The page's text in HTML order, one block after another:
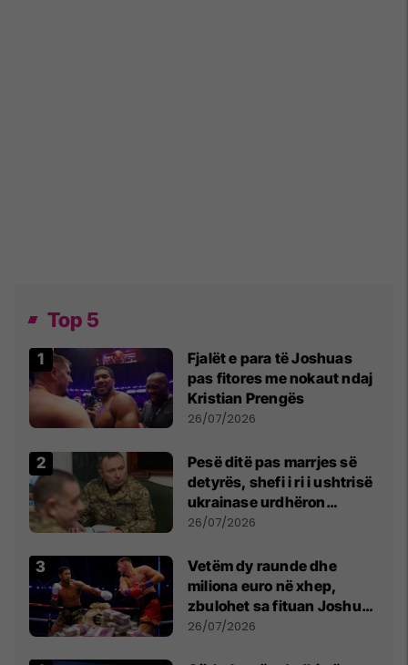
Top 5
Fjalët e para të Joshuas
pas fitores me nokaut ndaj
Kristian Prengës
26/07/2026
Pesë ditë pas marrjes së
detyrës, shefi i ri i ushtrisë
ukrainase urdhëron
kontroll të madh
26/07/2026
Vetëm dy raunde dhe
miliona euro në xhep,
zbulohet sa fituan Joshua
e Prenga
26/07/2026